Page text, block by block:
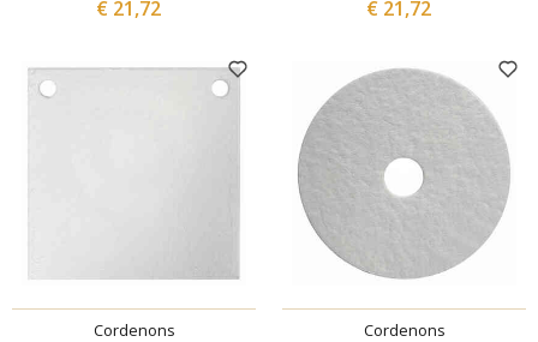
€ 21,72 € 21,72
Cordenons Cordenons